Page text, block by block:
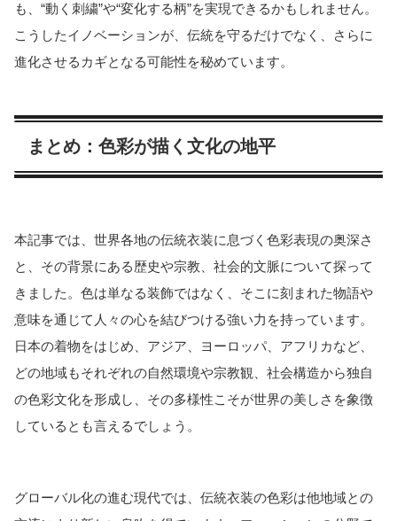
も、“動く刺繍”や“変化する柄”を実現できるかもしれません。
こうしたイノベーションが、伝統を守るだけでなく、さらに
進化させるカギとなる可能性を秘めています。
まとめ：色彩が描く文化の地平
本記事では、世界各地の伝統衣装に息づく色彩表現の奥深さ
と、その背景にある歴史や宗教、社会的文脈について探って
きました。色は単なる装飾ではなく、そこに刻まれた物語や
意味を通じて人々の心を結びつける強い力を持っています。
日本の着物をはじめ、アジア、ヨーロッパ、アフリカなど、
どの地域もそれぞれの自然環境や宗教観、社会構造から独自
の色彩文化を形成し、その多様性こそが世界の美しさを象徴
しているとも言えるでしょう。
グローバル化の進む現代では、伝統衣装の色彩は他地域との